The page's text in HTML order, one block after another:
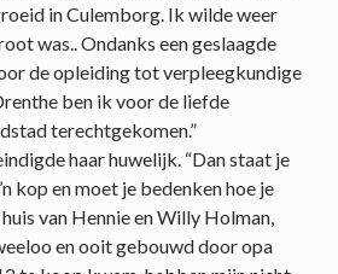
in Culemborg. Ik wilde weer
was.. Ondanks een geslaagde
de opleiding tot verpleegkundige
ben ik voor de liefde
terechtgekomen.”
haar huwelijk. “Dan staat je
kop en moet je bedenken hoe je
van Hennie en Willy Holman,
en ooit gebouwd door opa